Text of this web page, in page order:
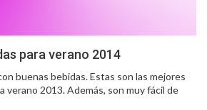
para verano 2014
buenas bebidas. Estas son las mejores
verano 2013. Además, son muy fácil de